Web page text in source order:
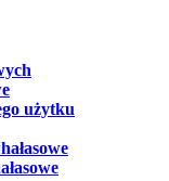
użytku